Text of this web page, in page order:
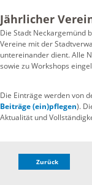
Jährlicher
Die Stadt Neckargemünd
Vereine mit der
untereinander dient. Alle
sowie zu Workshops
Die Einträge werden von
Beiträge (ein)pflegen).
Aktualität und
Zurück